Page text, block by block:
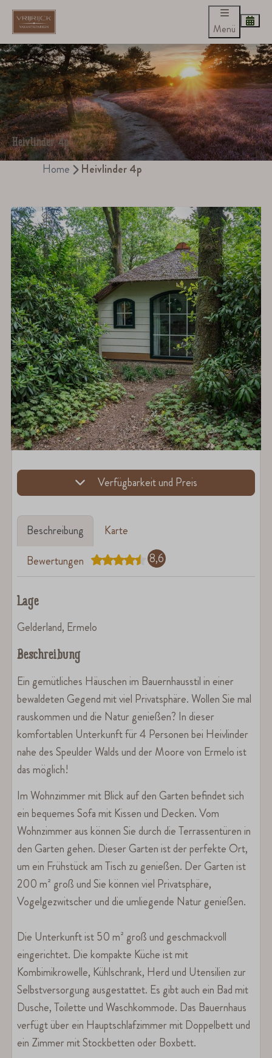
Menü
Heivlinder 4p
Home Heivlinder 4p
Verfügbarkeit und Preis
Beschreibung
Karte
Bewertungen
8,6
Lage
Gelderland, Ermelo
Beschreibung
Ein gemütliches Häuschen im Bauernhausstil in einer
bewaldeten Gegend mit viel Privatsphäre. Wollen Sie mal
rauskommen und die Natur genießen? In dieser
komfortablen Unterkunft für 4 Personen bei Heivlinder
nahe des Speulder Walds und der Moore von Ermelo ist
das möglich!
Im Wohnzimmer mit Blick auf den Garten befindet sich
ein bequemes Sofa mit Kissen und Decken. Vom
Wohnzimmer aus können Sie durch die Terrassentüren in
den Garten gehen. Dieser Garten ist der perfekte Ort,
um ein Frühstück am Tisch zu genießen. Der Garten ist
200 m² groß und Sie können viel Privatsphäre,
Vogelgezwitscher und die umliegende Natur genießen.
Die Unterkunft ist 50 m² groß und geschmackvoll
eingerichtet. Die kompakte Küche ist mit
Kombimikrowelle, Kühlschrank, Herd und Utensilien zur
Selbstversorgung ausgestattet. Es gibt auch ein Bad mit
Dusche, Toilette und Waschkommode. Das Bauernhaus
verfügt über ein Hauptschlafzimmer mit Doppelbett und
ein Zimmer mit Stockbetten oder Boxbett.